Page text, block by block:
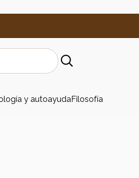
y autoayudaFilosofía